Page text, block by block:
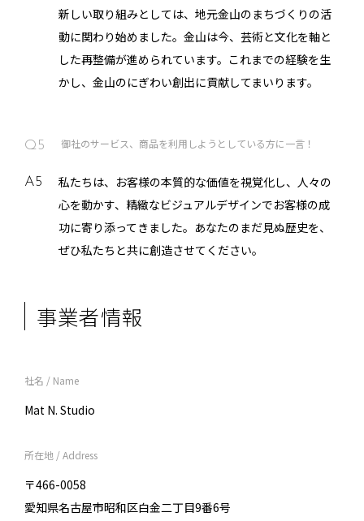
新しい取り組みとしては、地元金山のまちづくりの活
動に関わり始めました。金山は今、芸術と文化を軸と
した再整備が進められています。これまでの経験を生
かし、金山のにぎわい創出に貢献してまいります。
Q5 御社のサービス、商品を利用しようとしている方に一言！
A5
私たちは、お客様の本質的な価値を視覚化し、人々の
心を動かす、精緻なビジュアルデザインでお客様の成
功に寄り添ってきました。あなたのまだ見ぬ歴史を、
ぜひ私たちと共に創造させてください。
事業者情報
社名 / Name
Mat N. Studio
所在地 / Address
〒466-0058
愛知県名古屋市昭和区白金二丁目9番6号